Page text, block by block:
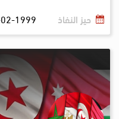
حيز النفاذ
1999